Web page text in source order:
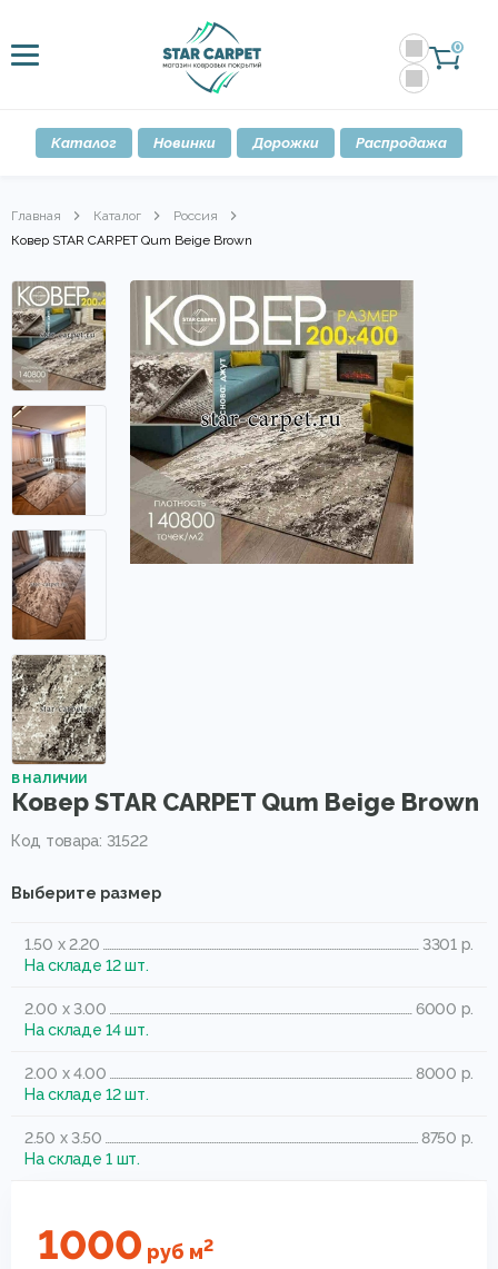
0
Каталог Новинки Дорожки Распродажа
Главная Каталог
Россия
Ковер STAR CARPET Qum Beige Brown
в наличии
Ковер STAR CARPET Qum Beige Brown
Код товара: 31522
Выберите размер
1.50 x 2.20
3301 р.
На складе 12 шт.
2.00 x 3.00
6000 р.
На складе 14 шт.
2.00 x 4.00
8000 р.
На складе 12 шт.
2.50 x 3.50
8750 р.
На складе 1 шт.
1000 руб м2